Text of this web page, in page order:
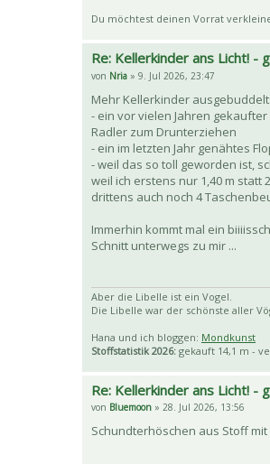
Du möchtest deinen Vorrat
Re: Kellerkinder ans Licht! -
von Nria » 9. Jul 2026, 23:47
Mehr Kellerkinder ausgebuddelt:
- ein vor vielen Jahren
Radler zum Drunterziehen
- ein im letzten Jahr genähtes
- weil das so toll geworden ist,
weil ich erstens nur 1,40 m
drittens auch noch 4
Immerhin kommt mal ein
Schnitt unterwegs zu mir ...
Aber die Libelle ist ein Vogel.
Die Libelle war der schönste aller
Hana und ich bloggen: Mondkunst
Stoffstatistik 2026: gekauft 14,1 m -
Re: Kellerkinder ans Licht! -
von Bluemoon » 28. Jul 2026, 13:56
Schundterhöschen aus Stoff mit